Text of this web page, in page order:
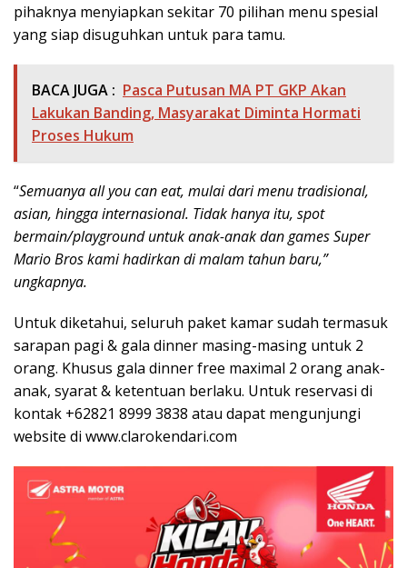
pihaknya menyiapkan sekitar 70 pilihan menu spesial
yang siap disuguhkan untuk para tamu.
BACA JUGA : Pasca Putusan MA PT GKP Akan
Lakukan Banding, Masyarakat Diminta Hormati
Proses Hukum
“Semuanya all you can eat, mulai dari menu tradisional,
asian, hingga internasional. Tidak hanya itu, spot
bermain/playground untuk anak-anak dan games Super
Mario Bros kami hadirkan di malam tahun baru,”
ungkapnya.
Untuk diketahui, seluruh paket kamar sudah termasuk
sarapan pagi & gala dinner masing-masing untuk 2
orang. Khusus gala dinner free maximal 2 orang anak-
anak, syarat & ketentuan berlaku. Untuk reservasi di
kontak +62821 8999 3838 atau dapat mengunjungi
website di www.clarokendari.com